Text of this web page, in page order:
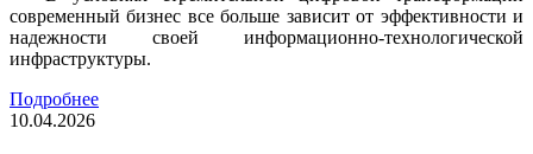
современный бизнес все больше зависит от эффективности и
надежности своей информационно-технологической
инфраструктуры.
Подробнее
10.04.2026